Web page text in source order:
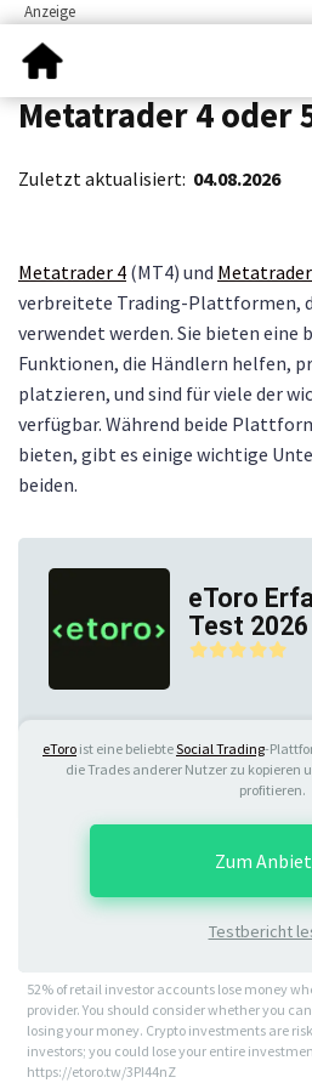
Metatrader 4 oder
Zuletzt aktualisiert: 04.08.2026
Metatrader 4 (MT4) und
verbreitete Trading-Plattformen,
verwendet werden. Sie bieten eine
Funktionen, die Händlern helfen,
platzieren, und sind für viele der
verfügbar. Während beide
bieten, gibt es einige wichtige
beiden.
eToro
Test 2026
eToro ist eine beliebteSocial Trading-
die Trades anderer Nutzer zu kopieren
profitieren.
Testbericht
Zum
52% of retail investor accounts lose money
provider. You should consider whether you
losing your money. Crypto investments are
investors; you could lose your entire
https://etoro.tw/3PI44nZ